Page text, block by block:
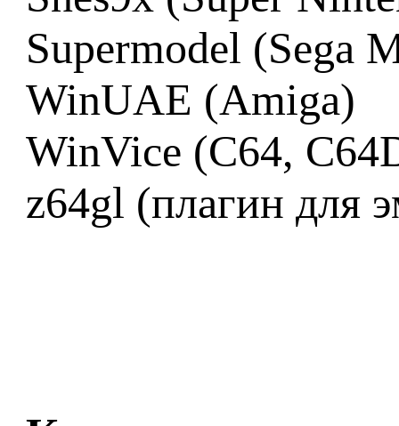
Supermodel (Sega
WinUAE (Amiga)
WinVice (C64,
z64gl (плагин для